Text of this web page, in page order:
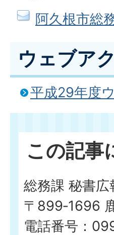
阿久根市総
ウェブア
平成29年度
この記事
総務課 秘書広
〒899‐1696
電話番号：